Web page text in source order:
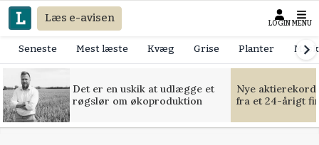
Læs e-avisen LOGIN MENU
Seneste Mest læste Kvæg Grise Planter
Det er en uskik at udlægge et
røgslør om økoproduktion
Nye
fra et 24-årigt